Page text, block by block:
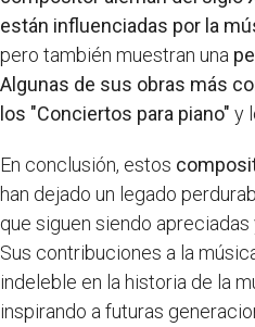
están influenciadas por la
pero también muestran una
Algunas de sus obras más
los "Conciertos para piano" y
En conclusión, estos
han dejado un legado
que siguen siendo apreciadas
Sus contribuciones a la
indeleble en la historia de la
inspirando a futuras